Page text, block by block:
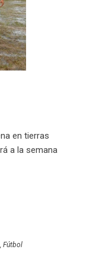
en tierras
a la semana
, Fútbol